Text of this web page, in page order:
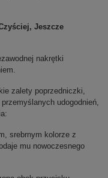
Jeszcze
nakrętki
zalety poprzedniczki,
udogodnień,
srebrnym kolorze z
mu nowoczesnego